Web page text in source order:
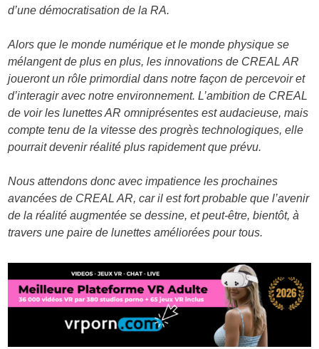
d’une démocratisation de la RA.
Alors que le monde numérique et le monde physique se
mélangent de plus en plus, les innovations de CREAL AR
joueront un rôle primordial dans notre façon de percevoir et
d’interagir avec notre environnement. L’ambition de CREAL
de voir les lunettes AR omniprésentes est audacieuse, mais
compte tenu de la vitesse des progrès technologiques, elle
pourrait devenir réalité plus rapidement que prévu.
Nous attendons donc avec impatience les prochaines
avancées de CREAL AR, car il est fort probable que l’avenir
de la réalité augmentée se dessine, et peut-être, bientôt, à
travers une paire de lunettes améliorées pour tous.